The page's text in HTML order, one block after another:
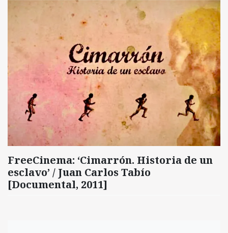
FreeCinema: ‘Cimarrón. Historia de un
esclavo’ / Juan Carlos Tabío
[Documental, 2011]